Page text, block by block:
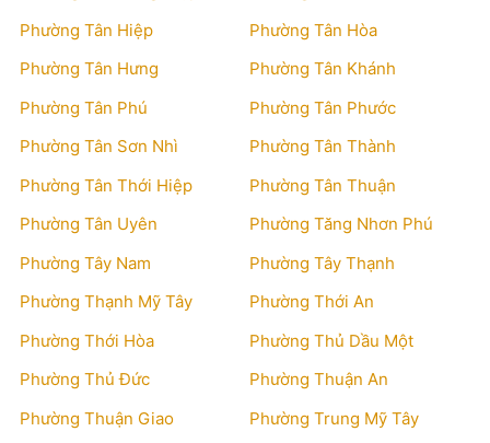
Phường Tân Hiệp
Phường Tân Hòa
Phường Tân Hưng
Phường Tân Khánh
Phường Tân Phú
Phường Tân Phước
Phường Tân Sơn Nhì
Phường Tân Thành
Phường Tân Thới Hiệp
Phường Tân Thuận
Phường Tân Uyên
Phường Tăng Nhơn Phú
Phường Tây Nam
Phường Tây Thạnh
Phường Thạnh Mỹ Tây
Phường Thới An
Phường Thới Hòa
Phường Thủ Dầu Một
Phường Thủ Đức
Phường Thuận An
Phường Thuận Giao
Phường Trung Mỹ Tây